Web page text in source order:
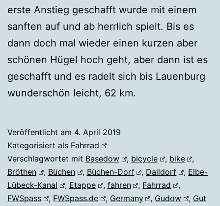
erste Anstieg geschafft wurde mit einem
sanften auf und ab herrlich spielt. Bis es
dann doch mal wieder einen kurzen aber
schönen Hügel hoch geht, aber dann ist es
geschafft und es radelt sich bis Lauenburg
wunderschön leicht, 62 km.
Veröffentlicht am 4. April 2019
Kategorisiert als Fahrrad
Verschlagwortet mit Basedow , bicycle , bike
,
Bröthen
, Büchen , Büchen-Dorf , Dalldorf , Elbe-
Lübeck-Kanal
, Etappe , fahren , Fahrrad
,
FWSpass
, FWSpass.de , Germany , Gudow , Gut